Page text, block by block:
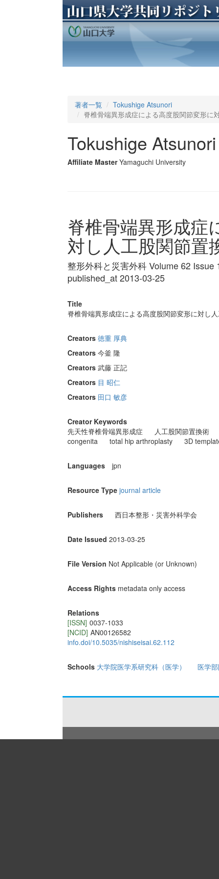
著者一覧
Tokushige Atsunori
脊椎骨端異形成症による高度股関節変形に
Tokushige Atsunori
Affiliate Master Yamaguchi University
脊椎骨端異形成症
対し人工股関節置
整形外科と災害外科 Volume 62 Issue
published_at 2013-03-25
Title
脊椎骨端異形成症による高度股関節変形に対し
Creators 徳重 厚典
Creators 今釜 隆
Creators 武藤 正記
Creators 目 昭仁
Creators 田口 敏彦
Creator Keywords
先天性脊椎骨端異形成症
人工股関節置換術
congenita
total hip arthroplasty 3D
Languages jpn
Resource Type journal article
Publishers 西日本整形・災害外科学会
Date Issued 2013-03-25
File Version Not Applicable (or Unknown)
Access Rights metadata only access
Relations
[ISSN] 0037-1033
[NCID] AN00126582
info.doi/10.5035/nishiseisai.62.112
Schools 大学院医学系研究科（医学） 医学